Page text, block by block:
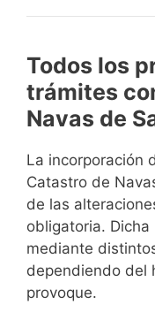
Todos los
trámites
Navas de
La incorporación
Catastro de
de las
obligatoria.
mediante
dependiendo del
provoque.